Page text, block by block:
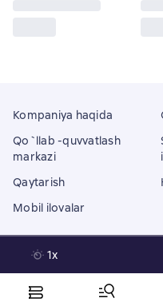
1x
Kompaniya haqida
Qo`llab -quvvatlash
markazi
Qaytarish
Mobil ilovalar
18 Mallow